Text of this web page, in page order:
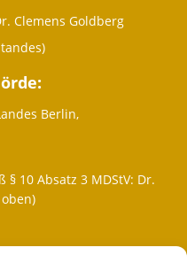
Clemens Goldberg
Berlin,
10 Absatz 3 MDStV: Dr.